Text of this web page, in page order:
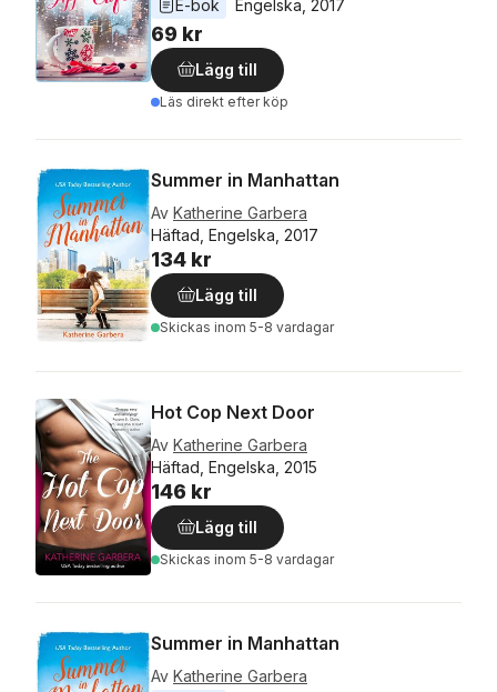
E-bok
Engelska 2017
69 kr
Lägg till
Läs direkt efter köp
Summer in Manhattan
Av Katherine Garbera
Häftad, Engelska, 2017
134 kr
Lägg till
Skickas inom 5-8 vardagar
Hot Cop Next Door
Av Katherine Garbera
Häftad, Engelska, 2015
146 kr
Lägg till
Skickas inom 5-8 vardagar
Summer in Manhattan
Av Katherine Garbera